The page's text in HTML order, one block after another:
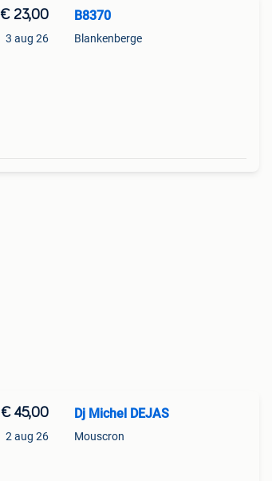
€ 23,00
3 aug 26
B8370
Blankenberge
€ 45,00
2 aug 26
Dj Michel DEJAS
Mouscron